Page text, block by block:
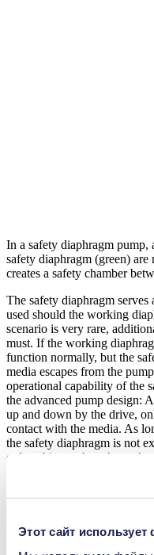
Этот сайт
In a safety diaphragm
safety diaphragm (green)
creates a safety chamber
The safety diaphragm
used should the working
scenario is very rare,
must. If the working
function normally, but the
media escapes from the
operational capability of the
the advanced pump design:
up and down by the drive,
contact with the media. As
the safety diaphragm is not
only subject to low thermal